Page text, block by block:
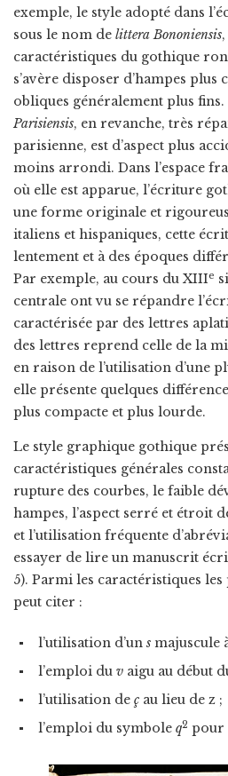
exemple, le style adopté dans
sous le nom de littera Bononiensis
caractéristiques du gothique
s’avère disposer d’hampes plus
obliques généralement plus
Parisiensis, en revanche, très
parisienne, est d’aspect plus
moins arrondi. Dans l’espace
où elle est apparue, l’écriture
une forme originale et
italiens et hispaniques, cette
lentement et à des époques
Par exemple, au cours du XIIIe
centrale ont vu se répandre
caractérisée par des lettres
des lettres reprend celle de la
en raison de l’utilisation d’une
elle présente quelques
plus compacte et plus lourde.
Le style graphique gothique
caractéristiques générales
rupture des courbes, le faible
hampes, l’aspect serré et étroit
et l’utilisation fréquente
essayer de lire un manuscrit
5). Parmi les caractéristiques
peut citer :
l’utilisation d’un s majuscule
l’emploi du v aigu au début
l’utilisation de ç au lieu de z ;
l’emploi du symbole q2 pour